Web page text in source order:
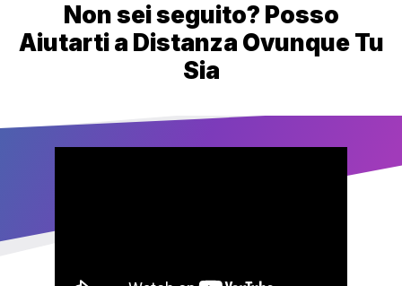
Non sei seguito? Posso
Aiutarti a Distanza Ovunque Tu
Sia